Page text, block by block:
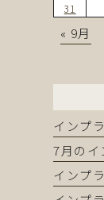
31
« 9月
7月のイ